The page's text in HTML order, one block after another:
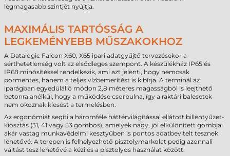
legmagasabb szintjét nyújtja.
MAXIMÁLIS TARTÓSSÁG A
LEGKEMÉNYEBB MŰSZAKOKHOZ
A Datalogic Falcon X60, X65 ipari adatgyűjtő tervezésekor a
sérthetetlenség volt az elsődleges szempont. A készülékház IP65 és
IP68 minősítéssel rendelkezik, ami azt jelenti, hogy nemcsak
pormentes, hanem a teljes vízbemerítést is kibírja. A terminál az
iparágban egyedülálló módon 2,8 méteres magasságból is leejthető
betonra anélkül, hogy a működése csorbulna, így a raktári balesetek
nem okoznak kiesést a termelésben.
Az ergonómiát segíti a háromféle háttérvilágítással ellátott billentyűzet-
kiosztás (31, 41 vagy 53 gombos), amelyek nagy, jól elkülönített gombjai
akár vastag munkavédelmi kesztyűben is pontos adatbevitelt tesznek
lehetővé. A terepen is felhelyezhető pisztolymarkolat pedig azonnali
váltást tesz lehetővé a kézi és a pisztolyos használat között.